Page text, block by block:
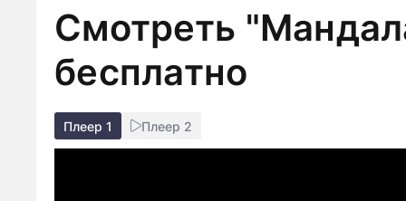
Смотреть
бесплатно
Плеер 1 Плеер 2